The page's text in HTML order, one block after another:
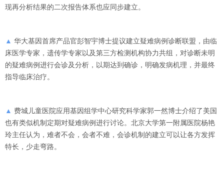
现再分析结果的二次报告体系也应同步建立。
▲ 华大基因首席产品官彭智宇博士提议建立疑难病例诊断联盟，由临
床医学专家，遗传学专家以及第三方检测机构协力共组，对诊断未明
的疑难病例进行会诊及分析，以期达到确诊，明确发病机理，并最终
指导临床治疗。
▲ 费城儿童医院应用基因组学中心研究科学家郭一然博士介绍了美国
也有类似机制定期对疑难病例进行讨论。北京大学第一附属医院杨艳
玲主任认为，难者不会，会者不难，会诊机制的建立可以让各方发挥
特长，少走弯路。